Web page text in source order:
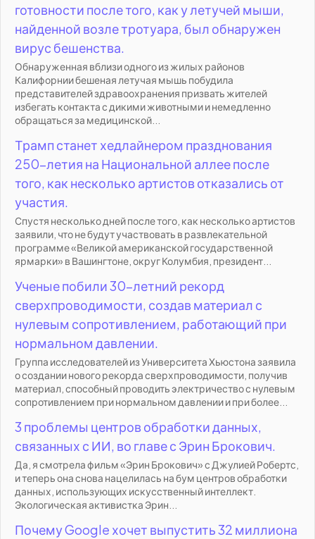
готовности после того, как у летучей мыши,
найденной возле тротуара, был обнаружен
вирус бешенства.
Обнаруженная вблизи одного из жилых районов
Калифорнии бешеная летучая мышь побудила
представителей здравоохранения призвать жителей
избегать контакта с дикими животными и немедленно
обращаться за медицинской...
Трамп станет хедлайнером празднования
250-летия на Национальной аллее после
того, как несколько артистов отказались от
участия.
Спустя несколько дней после того, как несколько артистов
заявили, что не будут участвовать в развлекательной
программе «Великой американской государственной
ярмарки» в Вашингтоне, округ Колумбия, президент...
Ученые побили 30-летний рекорд
сверхпроводимости, создав материал с
нулевым сопротивлением, работающий при
нормальном давлении.
Группа исследователей из Университета Хьюстона заявила
о создании нового рекорда сверхпроводимости, получив
материал, способный проводить электричество с нулевым
сопротивлением при нормальном давлении и при более...
3 проблемы центров обработки данных,
связанных с ИИ, во главе с Эрин Брокович.
Да, я смотрела фильм «Эрин Брокович» с Джулией Робертс,
и теперь она снова нацелилась на бум центров обработки
данных, использующих искусственный интеллект.
Экологическая активистка Эрин...
Почему Google хочет выпустить 32 миллиона